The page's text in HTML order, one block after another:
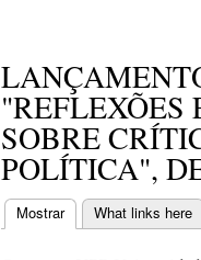
"REFLEXÕES
SOBRE
POLÍTICA",
Separadores
Mostrar(separador ativo)
What links here